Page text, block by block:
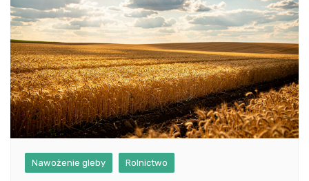
Nawożenie gleby Rolnictwo